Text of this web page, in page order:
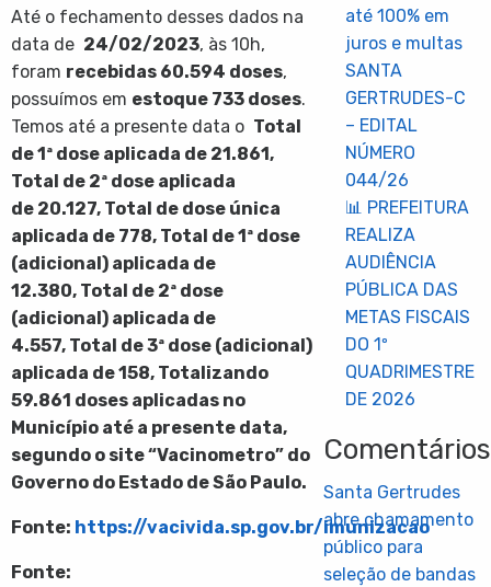
Até o fechamento desses dados na
data de 24/02/2023, às 10h,
foram recebidas 60.594 doses,
possuímos em estoque 733 doses.
Temos até a presente data o Total
de 1ª dose aplicada de 21.861,
Total de 2ª dose aplicada
de 20.127, Total de dose única
aplicada de 778, Total de 1ª dose
(adicional) aplicada de
12.380, Total de 2ª dose
(adicional) aplicada de
4.557, Total de 3ª dose (adicional)
aplicada de 158, Totalizando
59.861 doses aplicadas no
Município até a presente data,
segundo o site “Vacinometro” do
Governo do Estado de São Paulo.
Fonte: https://vacivida.sp.gov.br/imunizacao
Fonte:
até 100% em
juros e multas
SANTA
GERTRUDES-C
– EDITAL
NÚMERO
044/26
📊 PREFEITURA
REALIZA
AUDIÊNCIA
PÚBLICA DAS
METAS FISCAIS
DO 1º
QUADRIMESTRE
DE 2026
Comentários
Santa Gertrudes
abre chamamento
público para
seleção de bandas